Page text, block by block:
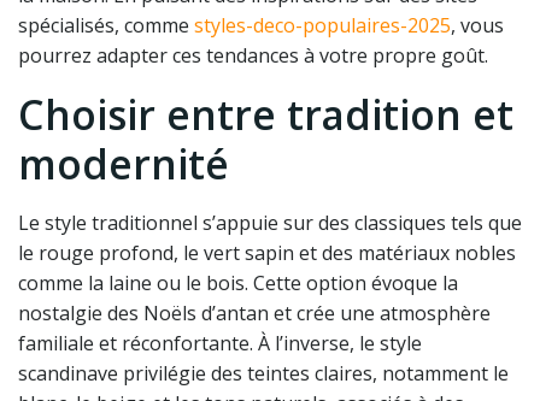
spécialisés, comme styles-deco-populaires-2025, vous
pourrez adapter ces tendances à votre propre goût.
Choisir entre tradition et
modernité
Le style traditionnel s’appuie sur des classiques tels que
le rouge profond, le vert sapin et des matériaux nobles
comme la laine ou le bois. Cette option évoque la
nostalgie des Noëls d’antan et crée une atmosphère
familiale et réconfortante. À l’inverse, le style
scandinave privilégie des teintes claires, notamment le